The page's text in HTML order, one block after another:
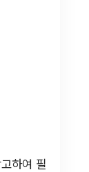
하여 필